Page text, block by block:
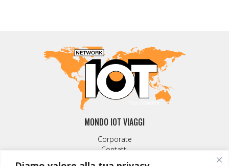
MONDO IOT VIAGGI
Corporate
Contatti